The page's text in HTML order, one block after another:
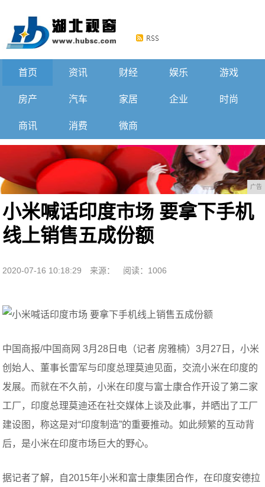
首页 资讯 财经 娱乐 游戏
房产 汽车 家居 企业 时尚
商讯 消费 微商
广告
小米喊话印度市场 要拿下手机
线上销售五成份额
2020-07-16 10:18:29 来源： 阅读：1006
中国商报/中国商网 3月28日电（记者 房雅楠）3月27日，小米
创始人、董事长雷军与印度总理莫迪见面，交流小米在印度的
发展。而就在不久前，小米在印度与富士康合作开设了第二家
工厂，印度总理莫迪还在社交媒体上谈及此事，并晒出了工厂
建设图，称这是对“印度制造”的重要推动。如此频繁的互动背
后，是小米在印度市场巨大的野心。
据记者了解，自2015年小米和富士康集团合作，在印度安德拉